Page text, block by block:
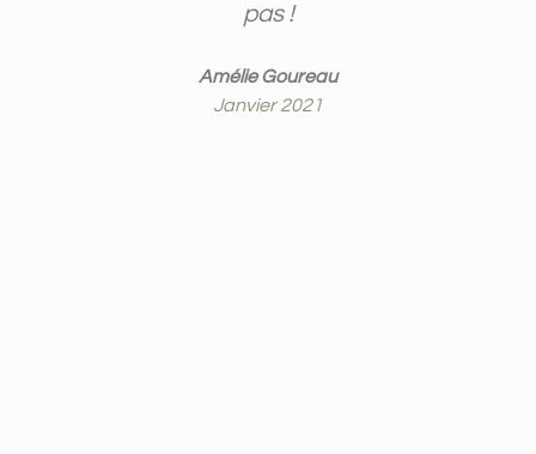
pas !
Amélie Goureau
Janvier 2021